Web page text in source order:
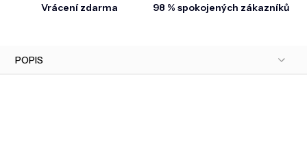
Vrácení zdarma 98 % spokojených zákazníků
POPIS